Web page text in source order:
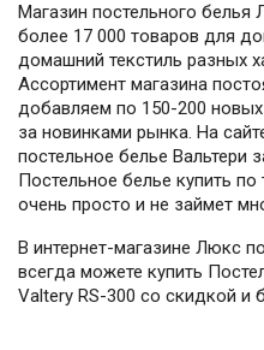
Магазин постельного белья
более 17 000 товаров для
домашний текстиль разных
Ассортимент магазина
добавляем по 150-200
за новинками рынка. На
постельное белье Вальтери
Постельное белье купить
очень просто и не займет
В интернет-магазине Люкс
всегда можете купить
Valtery RS-300 со скидкой и